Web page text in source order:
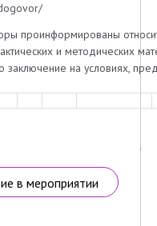
проинформированы
и методических
заключение на условиях,
в мероприятии